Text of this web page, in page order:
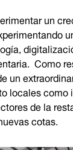
un
Como
un
locales como
de la
cotas.